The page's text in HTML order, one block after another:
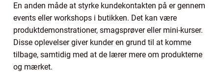
En anden måde at styrke kundekontakten på er gennem
events eller workshops i butikken. Det kan være
produktdemonstrationer, smagsprøver eller mini-kurser.
Disse oplevelser giver kunder en grund til at komme
tilbage, samtidig med at de lærer mere om produkterne
og mærket.